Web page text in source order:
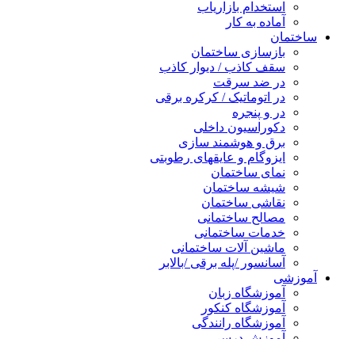
استخدام بازاریاب
آماده به کار
ساختمان
بازسازی ساختمان
سقف کاذب / دیوار کاذب
در ضد سرقت
در اتوماتیک / کرکره برقی
در و پنجره
دکوراسیون داخلی
برق و هوشمند سازی
ایزوگام و عایقهای رطوبتی
نمای ساختمان
شیشه ساختمان
نقاشی ساختمان
مصالح ساختمانی
خدمات ساختمانی
ماشین آلات ساختمانی
آسانسور /پله برقی /بالابر
آموزشی
آموزشگاه زبان
آموزشگاه کنکور
آموزشگاه رانندگی